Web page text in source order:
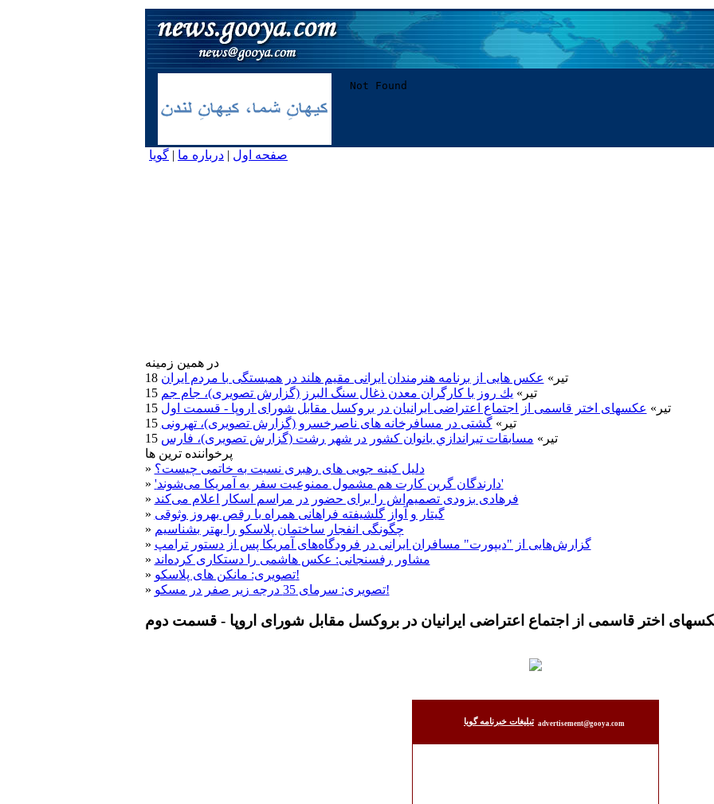
صفحه اول | درباره ما | گویا
در همين زمينه
18 تیر» عکس هايی از برنامه هنرمندان ايرانی مقيم هلند در همبستگی با مردم ايران
15 تیر» يك روز با كارگران معدن ذغال سنگ البرز (گزارش تصویری)، جام جم
15 تیر» عکسهای اختر قاسمی از اجتماع اعتراضی ایرانیان در بروکسل مقابل شورای اروپا - قسمت اول
15 تیر»گشتى در مسافرخانه هاى ناصرخسرو (گزارش تصویری)، تهرونی
15 تیر» مسابقات تيراندازي بانوان كشور در شهر رشت (گزارش تصویری)، فارس
پرخواننده ترین ها
» دلیل کینه جویی های رهبری نسبت به خاتمی چیست؟
»
'دارندگان گرین کارت هم مشمول ممنوعیت سفر به آمریکا می‌شوند'
» فرهادی بزودی تصمیم‌اش را برای حضور در مراسم اسکار اعلام می‌کند
» گیتار و آواز گلشیفته فراهانی همراه با رقص بهروز وثوقی
» چگونگی انفجار ساختمان پلاسکو را بهتر بشناسیم
» گزارش‌هایی از "دیپورت" مسافران ایرانی در فرودگاه‌های آمریکا پس از دستور ترامپ
» مشاور رفسنجانی: عکس هاشمی را دستکاری کرده‌اند
»
تصویری: مانکن های پلاسکو!
»
تصویری: سرمای 35 درجه زیر صفر در مسکو!
اختر قاسمی از اجتماع اعتراضی ایرانیان در بروکسل مقابل شورای اروپا - قسمت دوم
تبليغات خبرنامه گويا advertisement@gooya.com